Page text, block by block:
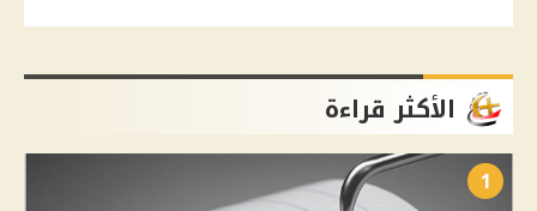
الأكثر قراءة
1